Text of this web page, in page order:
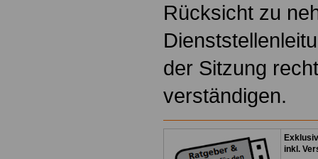
Rücksicht zu
der Sitzung
verständigen.
inkl.